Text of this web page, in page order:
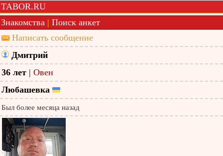
TABOR.RU
Знакомства | Поиск анкет
Написать сообщение
Дмитрий
36 лет | Овен
Любашевка
Был более месяца назад